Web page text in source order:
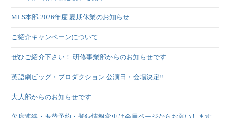
MLS本部 2026年度 夏期休業のお知らせ
ご紹介キャンペーンについて
ぜひご紹介下さい！ 研修事業部からのお知らせです
英語劇ビッグ・プロダクション 公演日・会場決定!!
大人部からのお知らせです